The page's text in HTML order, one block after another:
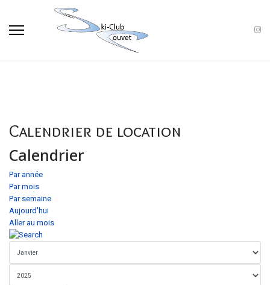
Calendrier de location
Calendrier
Par année
Par mois
Par semaine
Aujourd'hui
Aller au mois